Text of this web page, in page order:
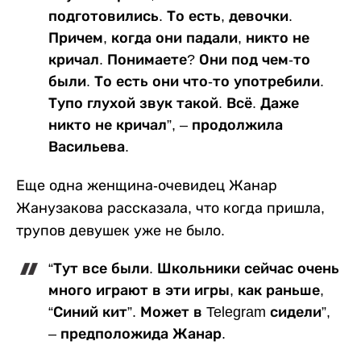
подготовились. То есть, девочки.
Причем, когда они падали, никто не
кричал. Понимаете? Они под чем-то
были. То есть они что-то употребили.
Тупо глухой звук такой. Всё. Даже
никто не кричал”, – продолжила
Васильева.
Еще одна женщина-очевидец Жанар
Жанузакова рассказала, что когда пришла,
трупов девушек уже не было.
“Тут все были. Школьники сейчас очень
много играют в эти игры, как раньше,
“Синий кит”. Может в Telegram сидели”,
– предположида Жанар.